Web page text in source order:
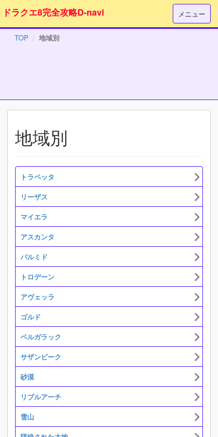
メニュー
ドラクエ8完全攻略D-navi
TOP 地域別
地域別
トラペッタ
リーザス
マイエラ
アスカンタ
パルミド
トロデーン
アヴェッラ
ゴルド
ベルガラック
サザンビーク
砂漠
リブルアーチ
雪山